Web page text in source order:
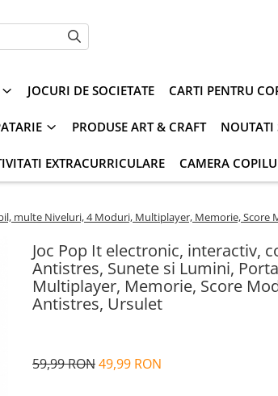
JOCURI DE SOCIETATE CARTI PENTRU
PRODUSE ART & CRAFT NOUTATI
EXTRACURRICULARE CAMERA
multe Niveluri, 4 Moduri, Multiplayer, Memorie, Score
Joc Pop It electronic, interactiv,
Antistres, Sunete si Lumini,
Multiplayer, Memorie, Score
Antistres, Ursulet
59,99 RON49,99 RON